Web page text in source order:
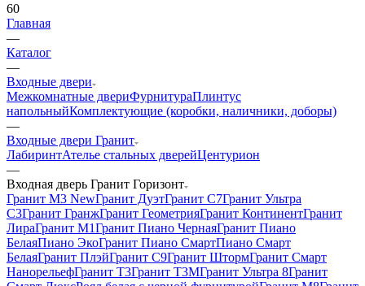
60
Главная
—
Каталог
—
Входные двери
Межкомнатные двериФурнитураПлинтус
напольныйКомплектующие (коробки, наличники, доборы)
—
Входные двери Гранит
ЛабиринтАтелье стальных дверейЦентурион
—
Входная дверь Гранит Горизонт
Гранит М3 NewГранит ДуэтГранит С7Гранит Ультра
C3Гранит ГранжГранит ГеометрияГранит КонтинентГранит
ЛираГранит М1Гранит Пиано ЧернаяГранит Пиано
БелаяПиано ЭкоГранит Пиано СмартПиано Смарт
БелаяГранит ПлэйГранит С9Гранит ШтормГранит Смарт
НанорельефГранит Т3Гранит Т3МГранит Ультра 8Гранит